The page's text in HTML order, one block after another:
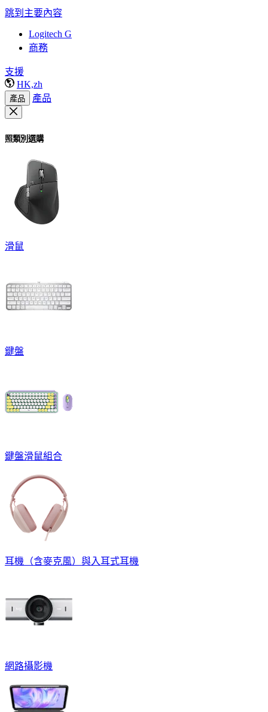
跳到主要內容
Logitech G
商務
支援
HK,zh
產品 產品
照類別選購
滑鼠
鍵盤
鍵盤滑鼠組合
耳機（含麥克風）與入耳式耳機
網路攝影機